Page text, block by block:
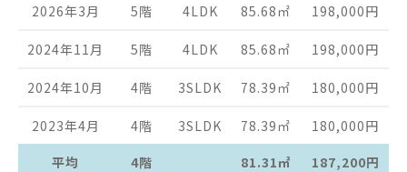
2026年3月 5階 4LDK 85.68 ㎡ 198,000円
2024年11月 5階 4LDK 85.68 ㎡ 198,000円
2024年10月 4階 3SLDK 78.39 ㎡ 180,000円
2023年4月 4階 3SLDK 78.39 ㎡ 180,000円
平均
4階 81.31㎡ 187,200円